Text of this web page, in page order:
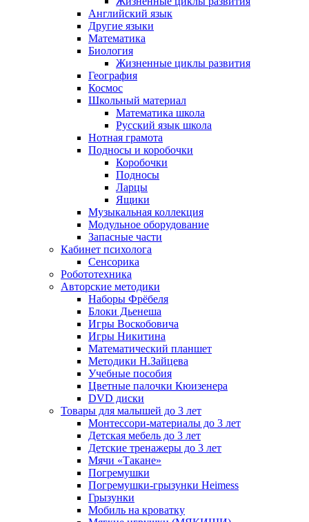
Английский язык
Другие языки
Математика
Биология
Жизненные циклы развития
География
Космос
Школьный материал
Математика школа
Русский язык школа
Нотная грамота
Подносы и коробочки
Коробочки
Подносы
Ларцы
Ящики
Музыкальная коллекция
Модульное оборудование
Запасные части
Кабинет психолога
Сенсорика
Робототехника
Авторские методики
Наборы Фрёбеля
Блоки Дьенеша
Игры Воскобовича
Игры Никитина
Математический планшет
Методики Н.Зайцева
Учебные пособия
Цветные палочки Кюизенера
DVD диски
Товары для малышей до 3 лет
Монтессори-материалы до 3 лет
Детская мебель до 3 лет
Детские тренажеры до 3 лет
Мячи «Такане»
Погремушки
Погремушки-грызунки Heimess
Грызунки
Мобиль на кроватку